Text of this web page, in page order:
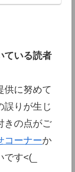
ジシャンに利用さ
ている読者
供に努めて
誤りが生じ
きの点がご
コーナーか
す<(_